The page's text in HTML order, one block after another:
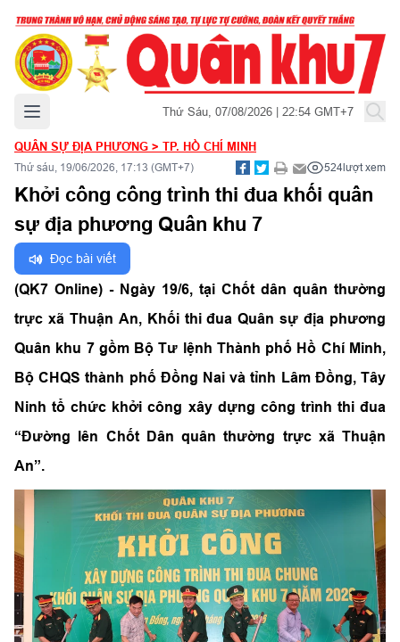
Mở menu chính Thứ Sáu, 07/08/2026 | 22:54 GMT+7
QUÂN SỰ ĐỊA PHƯƠNG > TP. HỒ CHÍ MINH
Thứ sáu, 19/06/2026, 17:13 (GMT+7) 524lượt xem
Khởi công công trình thi đua khối quân
sự địa phương Quân khu 7
Đọc bài viết
(QK7 Online) - Ngày 19/6, tại Chốt dân quân thường
trực xã Thuận An, Khối thi đua Quân sự địa phương
Quân khu 7 gồm Bộ Tư lệnh Thành phố Hồ Chí Minh,
Bộ CHQS thành phố Đồng Nai và tỉnh Lâm Đồng, Tây
Ninh tổ chức khởi công xây dựng công trình thi đua
“Đường lên Chốt Dân quân thường trực xã Thuận
An”.